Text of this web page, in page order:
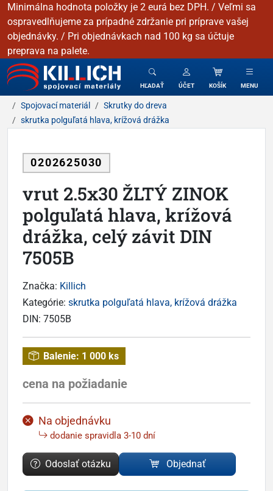
Minimálna hodnota položky je 2 eurá bez DPH. / Veľmi sa
ospravedlňujeme za prípadné zdržanie pri príprave vašej
objednávky. / Pri objednávkach nad 100 kg sa účtuje
preprava na palete.
KILLICH - Spojovacie materiály
HĽADAŤ ÚČET KOŠÍK MENU
Spojovací materiál
Skrutky do dreva
skrutka polguľatá hlava, krížová drážka
0202625030
vrut 2.5x30 ŽLTÝ ZINOK
polguľatá hlava, krížová
drážka, celý závit DIN
7505B
Značka: Killich
Kategórie: skrutka polguľatá hlava, krížová drážka
DIN: 7505B
Balenie: 1 000 ks
cena na požiadanie
Na objednávku
dodanie spravidla 3-10 dní
Odoslať otázku Objednať